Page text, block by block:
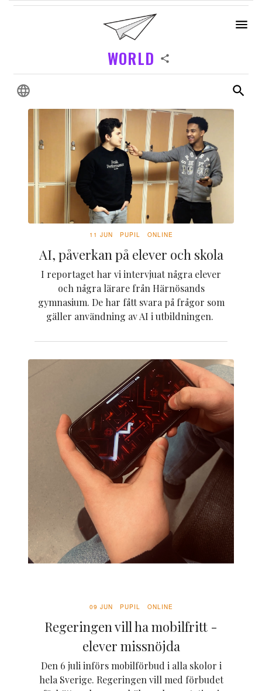
WORLD
11 JUN PUPIL ONLINE
AI, påverkan på elever och skola
I reportaget har vi intervjuat några elever
och några lärare från Härnösands
gymnasium. De har fått svara på frågor som
gäller användning av AI i utbildningen.
09 JUN PUPIL ONLINE
Regeringen vill ha mobilfritt -
elever missnöjda
Den 6 juli införs mobilförbud i alla skolor i
hela Sverige. Regeringen vill med förbudet